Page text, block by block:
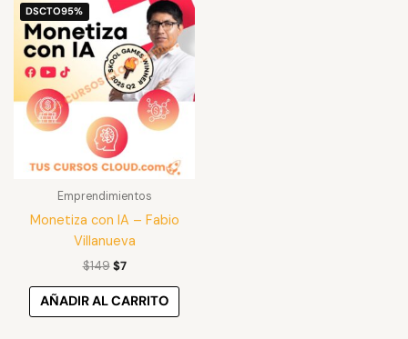
DSCTO95%
Emprendimientos
Monetiza con IA – Fabio
Villanueva
$149
El
precio
original
era:
$149.
$7
El
precio
actual
es:
$7.
AÑADIR AL CARRITO